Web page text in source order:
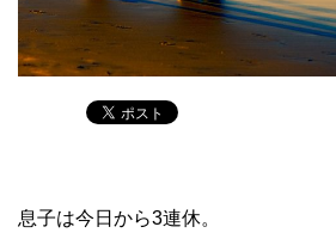
息子は今日から3連休。